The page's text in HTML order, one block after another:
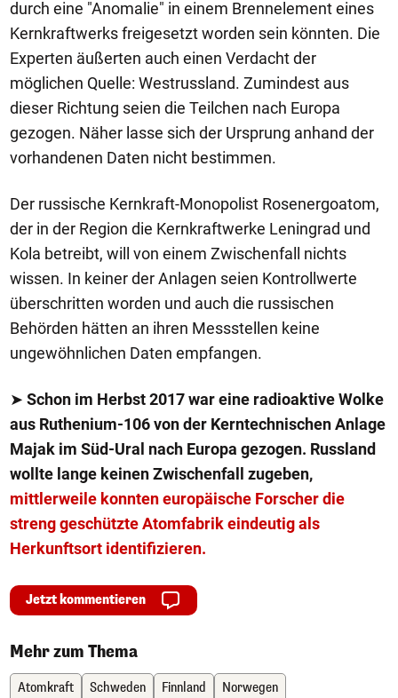
durch eine "Anomalie" in einem Brennelement eines
Kernkraftwerks freigesetzt worden sein könnten. Die
Experten äußerten auch einen Verdacht der
möglichen Quelle: Westrussland. Zumindest aus
dieser Richtung seien die Teilchen nach Europa
gezogen. Näher lasse sich der Ursprung anhand der
vorhandenen Daten nicht bestimmen.
Der russische Kernkraft-Monopolist Rosenergoatom,
der in der Region die Kernkraftwerke Leningrad und
Kola betreibt, will von einem Zwischenfall nichts
wissen. In keiner der Anlagen seien Kontrollwerte
überschritten worden und auch die russischen
Behörden hätten an ihren Messstellen keine
ungewöhnlichen Daten empfangen.
➤ Schon im Herbst 2017 war eine radioaktive Wolke
aus Ruthenium-106 von der Kerntechnischen Anlage
Majak im Süd-Ural nach Europa gezogen. Russland
wollte lange keinen Zwischenfall zugeben,
mittlerweile konnten europäische Forscher die
streng geschützte Atomfabrik eindeutig als
Herkunftsort identifizieren.
Jetzt kommentieren
Mehr zum Thema
Atomkraft Schweden Finnland Norwegen